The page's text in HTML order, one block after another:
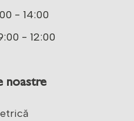
- 14:00
- 12:00
noastre